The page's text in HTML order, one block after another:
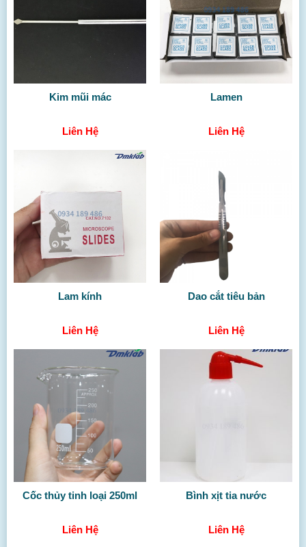
Kim mũi mác
Liên Hệ
Lamen
Liên Hệ
Lam kính
Liên Hệ
Dao cắt tiêu bản
Liên Hệ
Cốc thủy tinh loại 250ml
Liên Hệ
Bình xịt tia nước
Liên Hệ